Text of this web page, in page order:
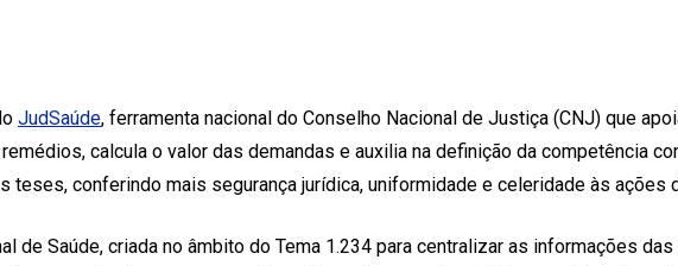
JudSaúde, ferramenta nacional do Conselho Nacional de Justiça (CNJ) que
calcula o valor das demandas e auxilia na definição da competência
teses, conferindo mais segurança jurídica, uniformidade e celeridade às ações
de Saúde, criada no âmbito do Tema 1.234 para centralizar as informações